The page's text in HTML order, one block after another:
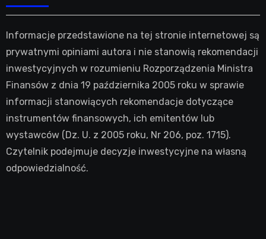
Informacje przedstawione na tej stronie internetowej są
prywatnymi opiniami autora i nie stanowią rekomendacji
inwestycyjnych w rozumieniu Rozporządzenia Ministra
Finansów z dnia 19 października 2005 roku w sprawie
informacji stanowiących rekomendacje dotyczące
instrumentów finansowych, ich emitentów lub
wystawców (Dz. U. z 2005 roku, Nr 206, poz. 1715).
Czytelnik podejmuje decyzje inwestycyjne na własną
odpowiedzialność.